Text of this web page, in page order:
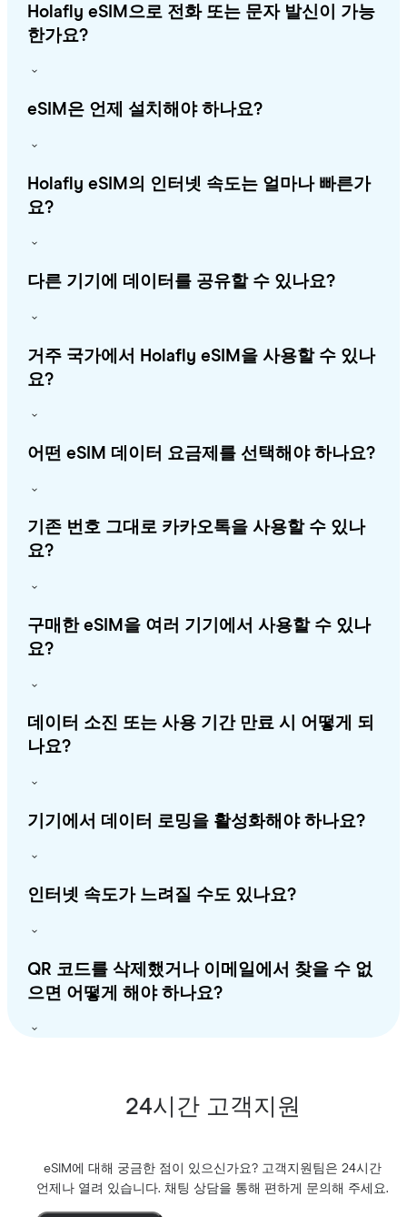
Holafly eSIM으로 전화 또는 문자 발신이 가능
한가요?
eSIM은 언제 설치해야 하나요?
Holafly eSIM의 인터넷 속도는 얼마나 빠른가
요?
다른 기기에 데이터를 공유할 수 있나요?
거주 국가에서 Holafly eSIM을 사용할 수 있나
요?
어떤 eSIM 데이터 요금제를 선택해야 하나요?
기존 번호 그대로 카카오톡을 사용할 수 있나
요?
구매한 eSIM을 여러 기기에서 사용할 수 있나
요?
데이터 소진 또는 사용 기간 만료 시 어떻게 되
나요?
기기에서 데이터 로밍을 활성화해야 하나요?
인터넷 속도가 느려질 수도 있나요?
QR 코드를 삭제했거나 이메일에서 찾을 수 없
으면 어떻게 해야 하나요?
24시간 고객지원
eSIM에 대해 궁금한 점이 있으신가요? 고객지원팀은 24시간
언제나 열려 있습니다. 채팅 상담을 통해 편하게 문의해 주세요.